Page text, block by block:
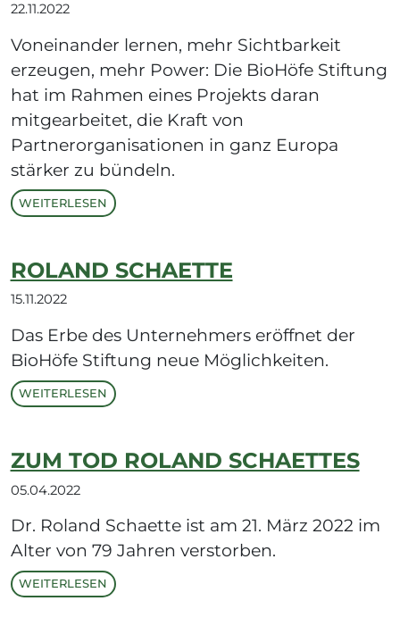
22.11.2022
Voneinander lernen, mehr Sichtbarkeit
erzeugen, mehr Power: Die BioHöfe Stiftung
hat im Rahmen eines Projekts daran
mitgearbeitet, die Kraft von
Partnerorganisationen in ganz Europa
stärker zu bündeln.
WEITERLESEN
ROLAND SCHAETTE
15.11.2022
Das Erbe des Unternehmers eröffnet der
BioHöfe Stiftung neue Möglichkeiten.
WEITERLESEN
ZUM TOD ROLAND SCHAETTES
05.04.2022
Dr. Roland Schaette ist am 21. März 2022 im
Alter von 79 Jahren verstorben.
WEITERLESEN